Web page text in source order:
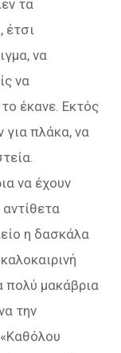
τα
έτσι
να
να
έκανε. Εκτός
για πλάκα, να
να έχουν
η δασκάλα
πολύ μακάβρια
την